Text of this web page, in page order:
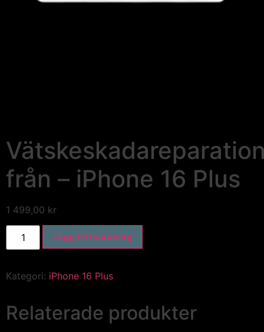
från – iPhone 16 Plus
1 499,00 kr
Lägg till i varukorg
Kategori: iPhone 16 Plus
Relaterade produkter